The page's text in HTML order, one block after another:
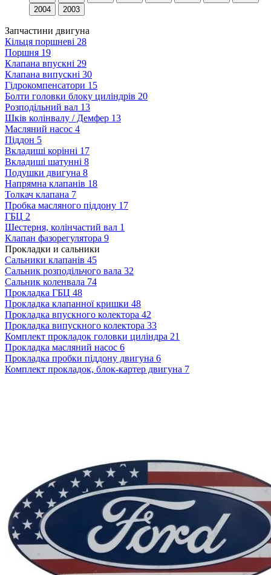
2004
2003
Запчастини двигуна
Кільця поршневі 28
Поршня 19
Клапана впускні 29
Клапана випускні 30
Гідрокомпенсатори 15
Болти головки блоку циліндрів 20
Розподільний вал 13
Шків колінвалу / Демфер 13
Масляний насос 4
Піддон 5
Вкладиші корінні 17
Вкладиші шатунні 8
Подушки двигуна 8
Напрямна клапанів 18
Толкач клапана 7
Пробка масляного піддону 17
ГБЦ 2
Шестерня, колінчастий вал 1
Клапан фазорегулятора 9
Прокладки и сальники
Сальники клапанів 45
Сальник розподільчого вала 32
Сальник коленвала 74
Прокладка ГБЦ 48
Прокладка клапанної кришки 48
Прокладка впускного колектора 42
Прокладка випускного колектора 33
Комплект прокладок головки циліндра 21
Прокладка масляний насос 6
Прокладка пробки піддону двигуна 6
Комплект прокладок, блок-картер двигуна 7